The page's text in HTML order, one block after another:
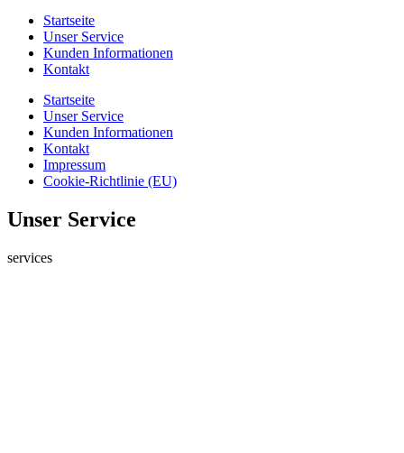
Startseite
Unser Service
Kunden Informationen
Kontakt
Startseite
Unser Service
Kunden Informationen
Kontakt
Impressum
Cookie-Richtlinie (EU)
Unser Service
services